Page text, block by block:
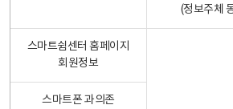
(정보주체
스마트쉼센터 홈페이지
회원정보
스마트폰 과의존